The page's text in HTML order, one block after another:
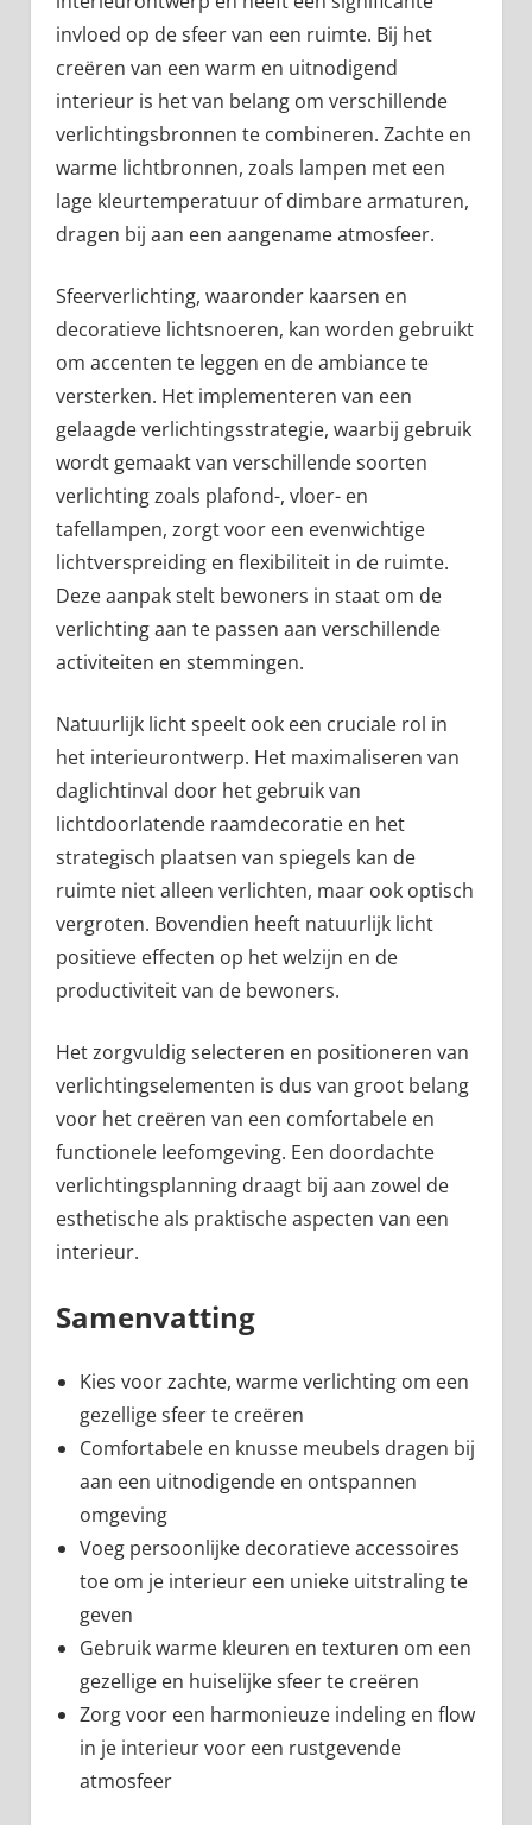
invloed op de sfeer van een ruimte. Bij het
creëren van een warm en uitnodigend
interieur is het van belang om verschillende
verlichtingsbronnen te combineren. Zachte en
warme lichtbronnen, zoals lampen met een
lage kleurtemperatuur of dimbare armaturen,
dragen bij aan een aangename atmosfeer.
Sfeerverlichting, waaronder kaarsen en
decoratieve lichtsnoeren, kan worden gebruikt
om accenten te leggen en de ambiance te
versterken. Het implementeren van een
gelaagde verlichtingsstrategie, waarbij gebruik
wordt gemaakt van verschillende soorten
verlichting zoals plafond-, vloer- en
tafellampen, zorgt voor een evenwichtige
lichtverspreiding en flexibiliteit in de ruimte.
Deze aanpak stelt bewoners in staat om de
verlichting aan te passen aan verschillende
activiteiten en stemmingen.
Natuurlijk licht speelt ook een cruciale rol in
het interieurontwerp. Het maximaliseren van
daglichtinval door het gebruik van
lichtdoorlatende raamdecoratie en het
strategisch plaatsen van spiegels kan de
ruimte niet alleen verlichten, maar ook optisch
vergroten. Bovendien heeft natuurlijk licht
positieve effecten op het welzijn en de
productiviteit van de bewoners.
Het zorgvuldig selecteren en positioneren van
verlichtingselementen is dus van groot belang
voor het creëren van een comfortabele en
functionele leefomgeving. Een doordachte
verlichtingsplanning draagt bij aan zowel de
esthetische als praktische aspecten van een
interieur.
Samenvatting
Kies voor zachte, warme verlichting om een
gezellige sfeer te creëren
Comfortabele en knusse meubels dragen bij
aan een uitnodigende en ontspannen
omgeving
Voeg persoonlijke decoratieve accessoires
toe om je interieur een unieke uitstraling te
geven
Gebruik warme kleuren en texturen om een
gezellige en huiselijke sfeer te creëren
Zorg voor een harmonieuze indeling en flow
in je interieur voor een rustgevende
atmosfeer